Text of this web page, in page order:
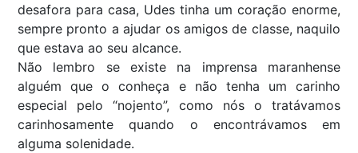
desafora para casa, Udes tinha um coração enorme,
sempre pronto a ajudar os amigos de classe, naquilo
que estava ao seu alcance.
Não lembro se existe na imprensa maranhense
alguém que o conheça e não tenha um carinho
especial pelo “nojento”, como nós o tratávamos
carinhosamente quando o encontrávamos em
alguma solenidade.